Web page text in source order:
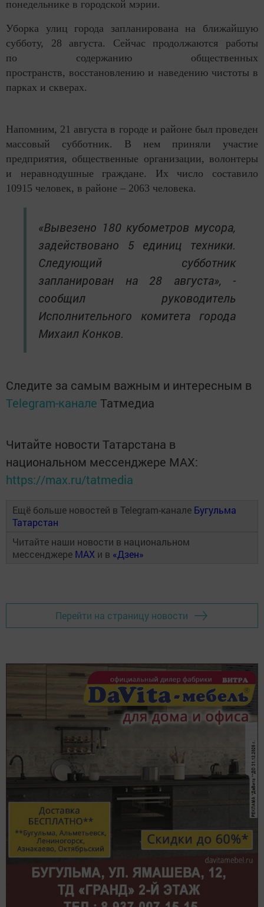
понедельнике в городской мэрии.
Уборка улиц города запланирована на ближайшую
субботу, 28 августа. Сейчас продолжаются работы
по содержанию общественных
пространств, восстановлению и наведению чистоты в
парках и скверах.
Напомним, 21 августа в городе и районе был проведен
массовый субботник. В нем приняли участие
предприятия, общественные организации, волонтеры
и неравнодушные граждане. Их число составило
10915 человек, в районе – 2063 человека.
«Вывезено 180 кубометров мусора,
задействовано 5 единиц техники.
Следующий субботник
запланирован на 28 августа», -
сообщил руководитель
Исполнительного комитета города
Михаил Конков.
Следите за самым важным и интересным в
Telegram-канале Татмедиа
Читайте новости Татарстана в
национальном мессенджере MАХ:
https://max.ru/tatmedia
Ещё больше новостей в Telegram-канале Бугульма
Татарстан
Читайте наши новости в национальном
мессенджере MAX и в «Дзен»
Перейти на страницу новости